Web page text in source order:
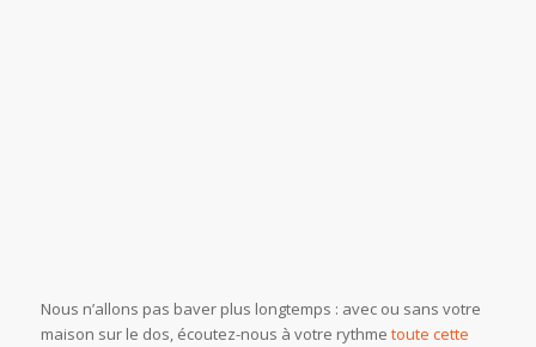
Nous n’allons pas baver plus longtemps : avec ou sans votre
maison sur le dos, écoutez-nous à votre rythme toute cette